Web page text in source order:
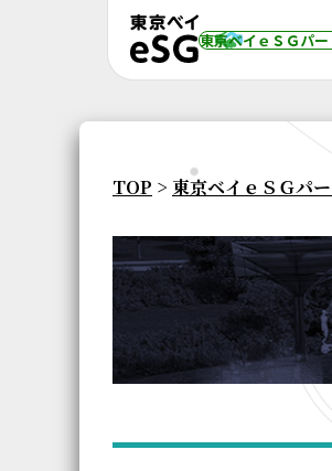
東京ベイｅＳＧパ
TOP > 東京ベイｅＳＧパ